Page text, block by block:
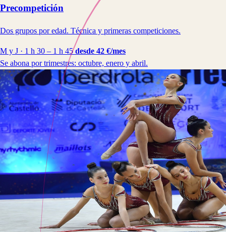
Precompetición
Dos grupos por edad. Técnica y primeras competiciones.
M y J · 1 h 30 – 1 h 45 desde 42 €/mes
Se abona por trimestres: octubre, enero y abril.